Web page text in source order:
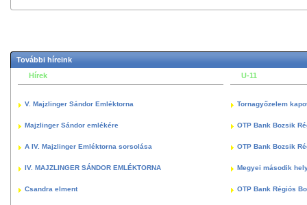
További híreink
Hírek
V. Majzlinger Sándor Emléktorna
Majzlinger Sándor emlékére
A IV. Majzlinger Emléktorna sorsolása
IV. MAJZLINGER SÁNDOR EMLÉKTORNA
Csandra elment
U-11
Tornagyőzelem
OTP Bank Bozsik
OTP Bank Bozsik
Megyei második
OTP Bank Régiós